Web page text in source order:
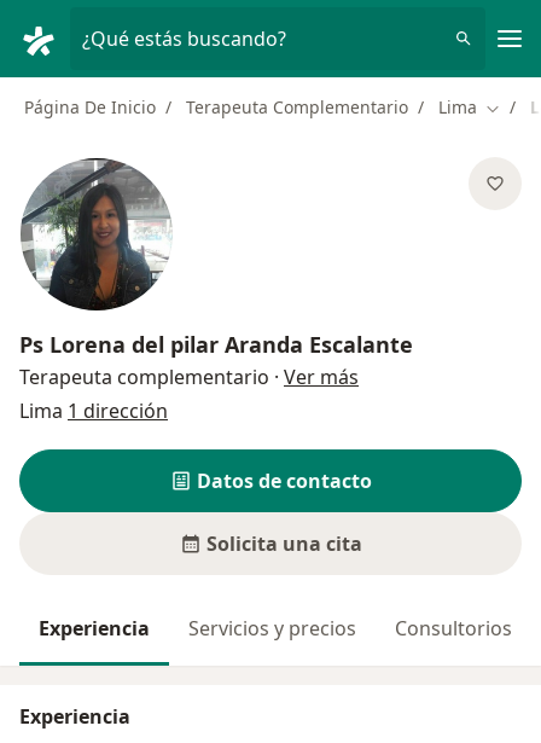
¿Qué estás buscando?
Página De Inicio Terapeuta Complementario Lima
Ps Lorena del pilar Aranda Escalante
Terapeuta complementario · Ver más
Lima 1 dirección
Datos de contacto
Solicita una cita
Experiencia Servicios y precios Consultorios
Experiencia